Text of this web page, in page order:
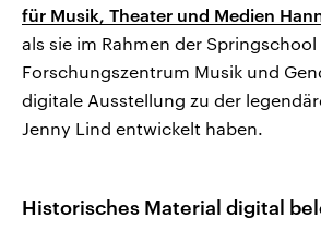
für Musik, Theater und Medien
als sie im Rahmen der
Forschungszentrum Musik und
digitale Ausstellung zu der
Jenny Lind entwickelt haben.
Historisches Material digital